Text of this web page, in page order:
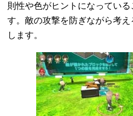
則性や色がヒントになってい
す。敵の攻撃を防ぎながら考え
します。